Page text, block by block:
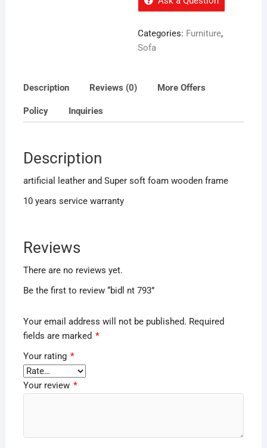
Categories: Furniture,
Sofa
Description Reviews (0) More Offers
Policy Inquiries
Description
artificial leather and Super soft foam wooden frame
10 years service warranty
Reviews
There are no reviews yet.
Be the first to review “bidl nt 793”
Your email address will not be published. Required
fields are marked *
Your rating *
Your review *